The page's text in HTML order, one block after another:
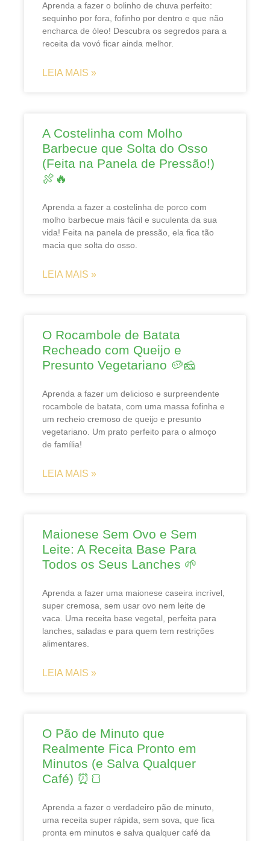
Aprenda a fazer o bolinho de chuva perfeito:
sequinho por fora, fofinho por dentro e que não
encharca de óleo! Descubra os segredos para a
receita da vovó ficar ainda melhor.
LEIA MAIS »
A Costelinha com Molho
Barbecue que Solta do Osso
(Feita na Panela de Pressão!)
🍖🔥
Aprenda a fazer a costelinha de porco com
molho barbecue mais fácil e suculenta da sua
vida! Feita na panela de pressão, ela fica tão
macia que solta do osso.
LEIA MAIS »
O Rocambole de Batata
Recheado com Queijo e
Presunto Vegetariano 🥔🧀
Aprenda a fazer um delicioso e surpreendente
rocambole de batata, com uma massa fofinha e
um recheio cremoso de queijo e presunto
vegetariano. Um prato perfeito para o almoço
de família!
LEIA MAIS »
Maionese Sem Ovo e Sem
Leite: A Receita Base Para
Todos os Seus Lanches 🌱
Aprenda a fazer uma maionese caseira incrível,
super cremosa, sem usar ovo nem leite de
vaca. Uma receita base vegetal, perfeita para
lanches, saladas e para quem tem restrições
alimentares.
LEIA MAIS »
O Pão de Minuto que
Realmente Fica Pronto em
Minutos (e Salva Qualquer
Café) ⏰🍞
Aprenda a fazer o verdadeiro pão de minuto,
uma receita super rápida, sem sova, que fica
pronta em minutos e salva qualquer café da